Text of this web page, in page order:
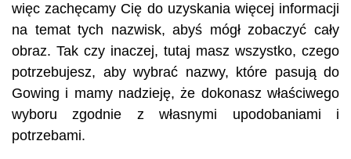
więc zachęcamy Cię do uzyskania więcej informacji
na temat tych nazwisk, abyś mógł zobaczyć cały
obraz. Tak czy inaczej, tutaj masz wszystko, czego
potrzebujesz, aby wybrać nazwy, które pasują do
Gowing i mamy nadzieję, że dokonasz właściwego
wyboru zgodnie z własnymi upodobaniami i
potrzebami.